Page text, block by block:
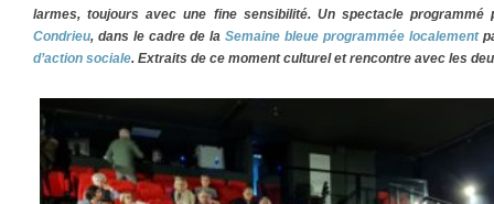
larmes, toujours avec une fine sensibilité. Un spectacle programmé
Condrieu, dans le cadre de la Semaine bleue programmée localement
d’action sociale. Extraits de ce moment culturel et rencontre avec les